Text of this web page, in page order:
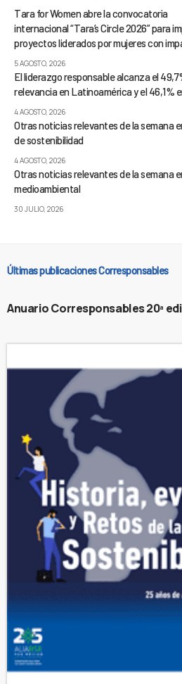
Tara for Women abre la convocatoria
internacional “Tara’s Circle 2026” para
proyectos liderados por mujeres con
5 AGOSTO, 2026
El liderazgo responsable alcanza el
relevancia en Latinoamérica y el 46,1%
4 AGOSTO, 2026
Otras noticias relevantes de la semana
de sostenibilidad
4 AGOSTO, 2026
Otras noticias relevantes de la semana
medioambiental
30 JULIO, 2026
Últimas publicaciones Corresponsables
Anuario Corresponsables 20ª